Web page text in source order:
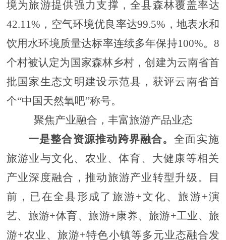
境为旅游提供强力支撑，全县森林覆盖率达
42.11%，空气环境优良率达99.5%，地表水和
饮用水环境质量达标率连续多年保持100%。8
个村被认定为国家森林乡村，创建为云南省首
批国家生态文明建设示范县，获评云南省首
个“中国天然氧吧”称号。
聚焦产业融合 ，丰富旅游产品业态
一是整合资源推动跨界融合。 全面实施
旅游业与文化、农业、体育、大健康等相关
产业深度融合 ， 推动旅游产业转型升级。
目
前，已在全县形成了旅游+文化、旅游+演
艺、旅游+体育、旅游+康养、旅游+工业、旅
游+农业、旅游+特色小镇等多元业态融合发